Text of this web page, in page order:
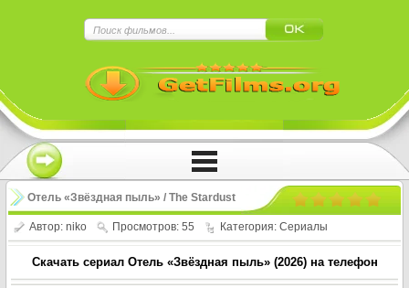
Отель «Звёздная пыль» / The Stardust
Hotel (2026)
Автор: niko Просмотров: 55 Категория: Сериалы
Скачать сериал Отель «Звёздная пыль» (2026) на телефон
Нажмите на
!!!Если Вы с телефона сперва нажмите на
троеточие в правом верхнем углу!!!